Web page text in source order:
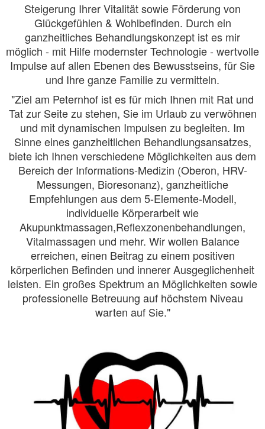
Steigerung Ihrer Vitalität sowie Förderung von
Glückgefühlen & Wohlbefinden. Durch ein
ganzheitliches Behandlungskonzept ist es mir
möglich - mit Hilfe modernster Technologie - wertvolle
Impulse auf allen Ebenen des Bewusstseins, für Sie
und Ihre ganze Familie zu vermitteln.
"Ziel am Peternhof ist es für mich Ihnen mit Rat und
Tat zur Seite zu stehen, Sie im Urlaub zu verwöhnen
und mit dynamischen Impulsen zu begleiten. Im
Sinne eines ganzheitlichen Behandlungsansatzes,
biete ich Ihnen verschiedene Möglichkeiten aus dem
Bereich der Informations-Medizin (Oberon, HRV-
Messungen, Bioresonanz), ganzheitliche
Empfehlungen aus dem 5-Elemente-Modell,
individuelle Körperarbeit wie
Akupunktmassagen,Reflexzonenbehandlungen,
Vitalmassagen und mehr. Wir wollen Balance
erreichen, einen Beitrag zu einem positiven
körperlichen Befinden und innerer Ausgeglichenheit
leisten. Ein großes Spektrum an Möglichkeiten sowie
professionelle Betreuung auf höchstem Niveau
warten auf Sie."